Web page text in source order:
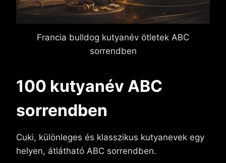
Francia bulldog kutyanév ötletek ABC
sorrendben
100 kutyanév ABC
sorrendben
Cuki, különleges és klasszikus kutyanevek egy
helyen, átlátható ABC sorrendben.